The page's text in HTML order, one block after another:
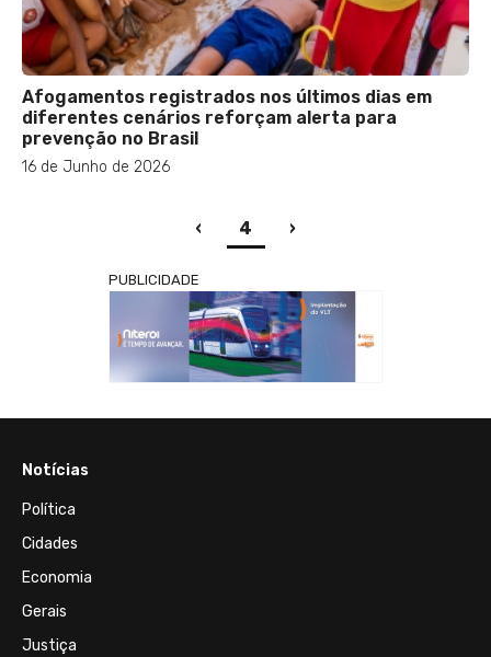
Afogamentos registrados nos últimos dias em
diferentes cenários reforçam alerta para
prevenção no Brasil
16 de Junho de 2026
‹ 4 (current)
›
PUBLICIDADE
Notícias
Política
Cidades
Economia
Gerais
Justiça